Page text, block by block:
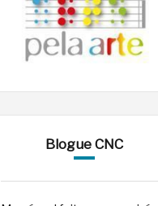
Blogue CNC